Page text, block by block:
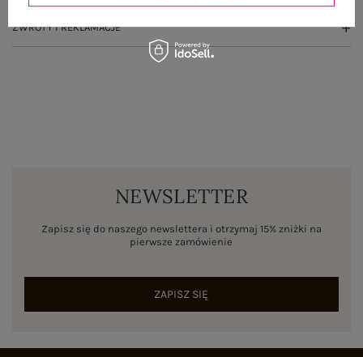
ZWROTY I REKLAMACJE
NEWSLETTER
Zapisz się do naszego newslettera i otrzymaj 15% zniżki na
pierwsze zamówienie
ZAPISZ SIĘ